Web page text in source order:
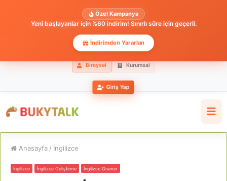
Özel Kampanya
Yeni başlayanlar için %60 indirim! Sınırlı süre için geçerli.
İndirimden Yararlan
Bireysel Kurumsal
Giriş Yap
Anasayfa / İngilizce
İngilizce İngilizce Geliştirme İngilizce Gramer